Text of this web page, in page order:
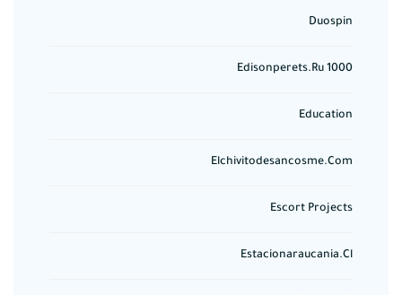
Duospin
Edisonperets.ru 1000
Education
Elchivitodesancosme.com
Escort Projects
Estacionaraucania.cl